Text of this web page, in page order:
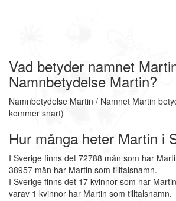
Vad betyder namnet
Namnbetydelse Martin?
Namnbetydelse Martin / Namnet Martin
kommer snart)
Hur många heter Martin i
I Sverige finns det 72788 män som har
38957 män har Martin som tilltalsnamn.
I Sverige finns det 17 kvinnor som har
varav 1 kvinnor har Martin som tilltalsnamn.